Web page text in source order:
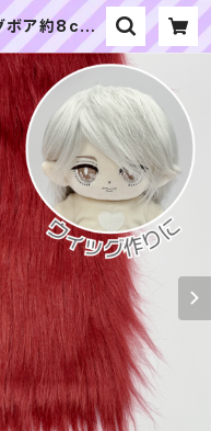
ボア約8cm
ボア生地 25
みの生地や
料の通販専門